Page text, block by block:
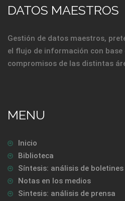
DATOS MAESTROS
Gestión de datos maestros,
el flujo de información con base
compromisos de las distintas
MENU
Inicio
Biblioteca
Síntesis: análisis de boletines
Notas en los medios
Sintesis: análisis de prensa